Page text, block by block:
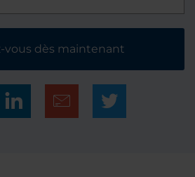
vous dès maintenant